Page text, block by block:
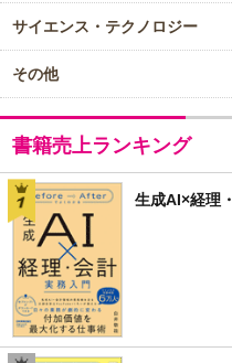
サイエンス・テクノロジー
その他
書籍売上ランキング
生成AI×経理